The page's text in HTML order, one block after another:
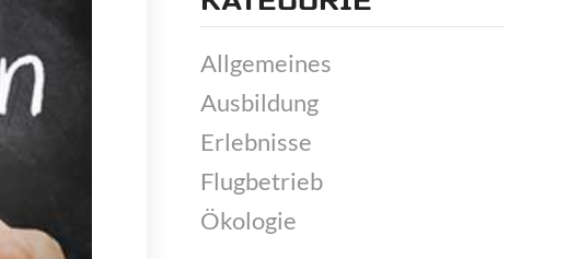
Allgemeines
Ausbildung
Erlebnisse
Flugbetrieb
Ökologie